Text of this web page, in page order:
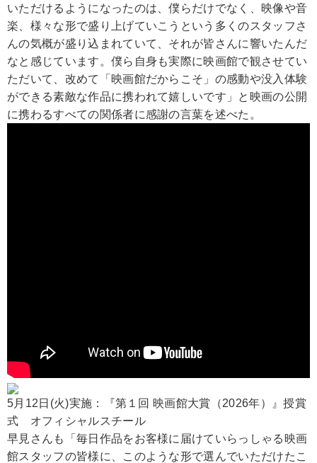
いただけるようになったのは、僕らだけでなく、映像や音
楽、様々な形で盛り上げていこうという多くのスタッフさ
んの気概が盛り込まれていて、それが皆さんに響いたんだ
なと感じています。僕ら自身も実際に映画館で観させてい
ただいて、改めて「映画館だからこそ」の感動や没入体験
ができる素敵な作品に携われて嬉しいです」と映画の公開
に携わるすべての関係者に感謝の言葉を述べた。
5月12日(火)実施：『第１回 映画館大賞（2026年）』授賞
式 オフィシャルスチール
早見さんも「毎日作品をお客様に届けていらっしゃる映画
館スタッフの皆様に、このような形で選んでいただけたこ